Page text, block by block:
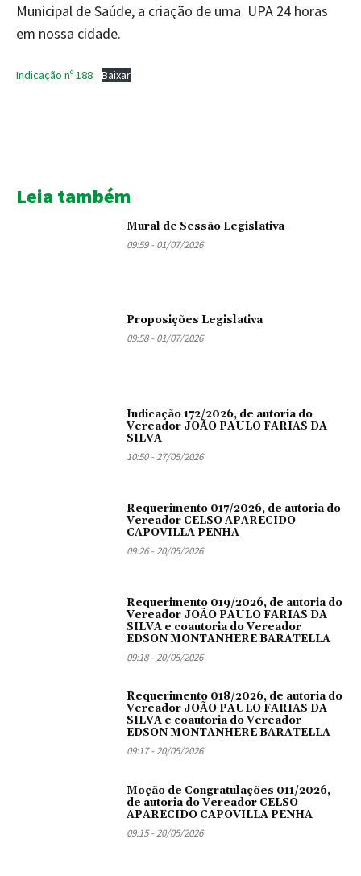
Municipal de Saúde, a criação de uma UPA 24 horas
em nossa cidade.
Indicação nº 188 Baixar
Leia também
Mural de Sessão Legislativa
09:59 - 01/07/2026
Proposições Legislativa
09:58 - 01/07/2026
Indicação 172/2026, de autoria do
Vereador JOÃO PAULO FARIAS DA
SILVA
10:50 - 27/05/2026
Requerimento 017/2026, de autoria do
Vereador CELSO APARECIDO
CAPOVILLA PENHA
09:26 - 20/05/2026
Requerimento 019/2026, de autoria do
Vereador JOÃO PAULO FARIAS DA
SILVA e coautoria do Vereador
EDSON MONTANHERE BARATELLA
09:18 - 20/05/2026
Requerimento 018/2026, de autoria do
Vereador JOÃO PAULO FARIAS DA
SILVA e coautoria do Vereador
EDSON MONTANHERE BARATELLA
09:17 - 20/05/2026
Moção de Congratulações 011/2026,
de autoria do Vereador CELSO
APARECIDO CAPOVILLA PENHA
09:15 - 20/05/2026